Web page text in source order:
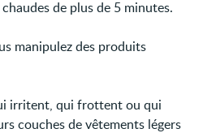
de plus de 5 minutes.
manipulez des produits
irritent, qui frottent ou qui
couches de vêtements légers